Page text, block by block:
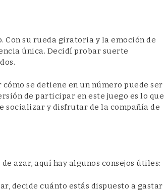
Con su rueda giratoria y la emoción de
única. Decidí probar suerte
se detiene en un número puede ser
de participar en este juego es lo que
socializar y disfrutar de la compañía de
azar, aquí hay algunos consejos útiles:
decide cuánto estás dispuesto a gastar